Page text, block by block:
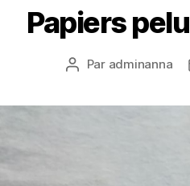
Papiers
Auteur
Par adminanna